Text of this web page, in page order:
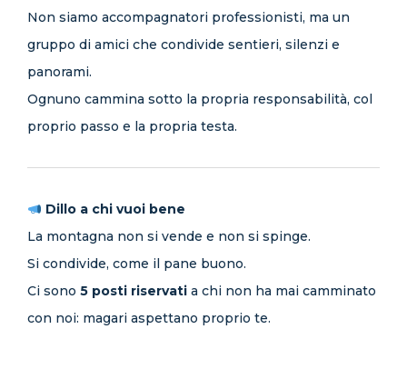
Non siamo accompagnatori professionisti, ma un
gruppo di amici che condivide sentieri, silenzi e
panorami.
Ognuno cammina sotto la propria responsabilità, col
proprio passo e la propria testa.
Dillo a chi vuoi bene
La montagna non si vende e non si spinge.
Si condivide, come il pane buono.
Ci sono 5 posti riservati a chi non ha mai camminato
con noi: magari aspettano proprio te.